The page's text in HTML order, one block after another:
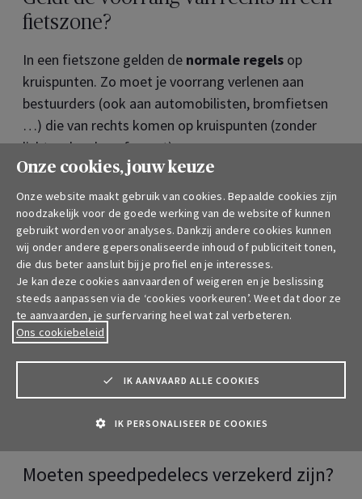
fietszone?
In een fietszone gelden de normale regels op
kruispunten. Zo moet je voorrang verlenen aan
bestuurders (ook aan automobilisten, bromfietsen
…) die van rechts komen op kruispunten (zonder
lichten, borden of agent).
Mogen auto’s parkeren in een
fietszone?
Er is geen algemeen parkeerverbodin
fietsstraten (tenzij er specifieke borden staan). Let
op wanneer je de deuren van je voertuig opent,
zodat je geen fietser raakt.
Is een fietsverzekering verplicht
voor fietsen en zachte
vervoermiddelen?
Moeten speedpedelecs verzekerd zijn?
Onze cookies, jouw keuze
Onze website maakt gebruik van cookies. Bepaalde cookies zijn
noodzakelijk voor de goede werking van de website of kunnen
gebruikt worden voor analyses. Dankzij andere cookies kunnen
wij onder andere gepersonaliseerde inhoud of publiciteit tonen,
die dus beter aansluit bij je profiel en je interesses.
Je kan deze cookies aanvaarden of weigeren en je beslissing
steeds aanpassen via de ‘cookies voorkeuren’. Weet dat door ze
te aanvaarden, je surfervaring heel wat zal verbeteren.
Ons cookiebeleid
IK AANVAARD ALLE COOKIES
IK PERSONALISEER DE COOKIES